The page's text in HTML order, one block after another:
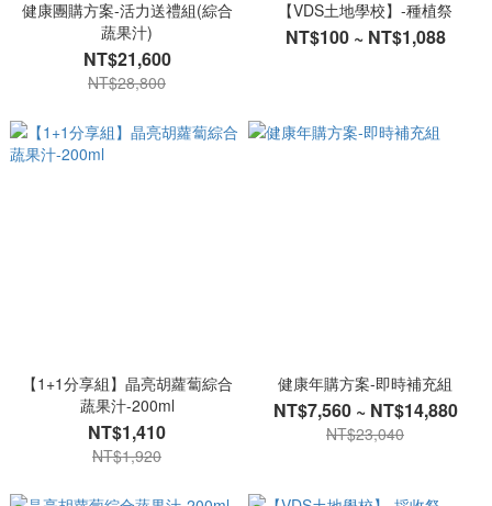
健康團購方案-活力送禮組(綜合
蔬果汁)
NT$21,600
NT$28,800
【VDS土地學校】-種植祭
NT$100 ~ NT$1,088
【1+1分享組】晶亮胡蘿蔔綜合
蔬果汁-200ml
NT$1,410
NT$1,920
健康年購方案-即時補充組
NT$7,560 ~ NT$14,880
NT$23,040